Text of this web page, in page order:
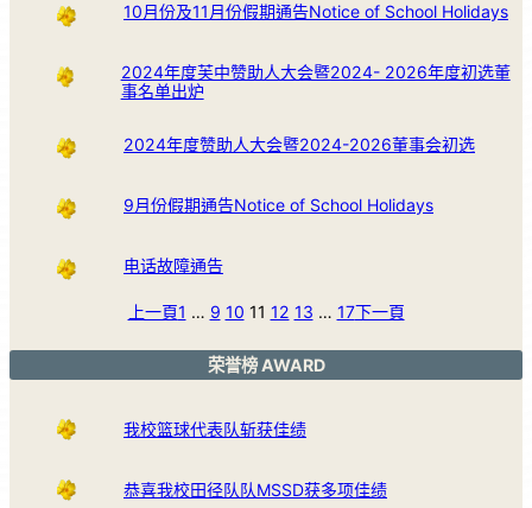
10月份及11月份假期通告Notice of School Holidays
2024年度芙中赞助人大会暨2024- 2026年度初选董
事名单出炉
2024年度赞助人大会暨2024-2026董事会初选
9月份假期通告Notice of School Holidays
电话故障通告
上一頁1 … 9 10 11 12 13 … 17下一頁
荣誉榜 AWARD
我校篮球代表队斩获佳绩
恭喜我校田径队队MSSD获多项佳绩